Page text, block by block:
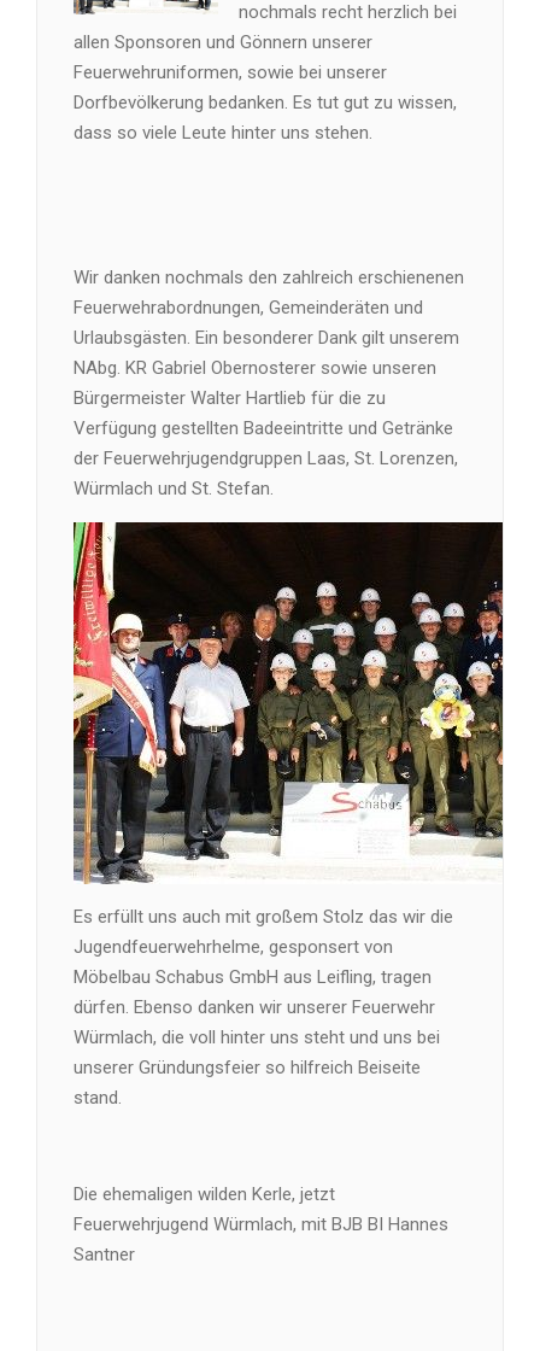
nochmals recht herzlich bei
allen Sponsoren und Gönnern unserer
Feuerwehruniformen, sowie bei unserer
Dorfbevölkerung bedanken. Es tut gut zu wissen,
dass so viele Leute hinter uns stehen.
Wir danken nochmals den zahlreich erschienenen
Feuerwehrabordnungen, Gemeinderäten und
Urlaubsgästen. Ein besonderer Dank gilt unserem
NAbg. KR Gabriel Obernosterer sowie unseren
Bürgermeister Walter Hartlieb für die zu
Verfügung gestellten Badeeintritte und Getränke
der Feuerwehrjugendgruppen Laas, St. Lorenzen,
Würmlach und St. Stefan.
Es erfüllt uns auch mit großem Stolz das wir die
Jugendfeuerwehrhelme, gesponsert von
Möbelbau Schabus GmbH aus Leifling, tragen
dürfen. Ebenso danken wir unserer Feuerwehr
Würmlach, die voll hinter uns steht und uns bei
unserer Gründungsfeier so hilfreich Beiseite
stand.
Die ehemaligen wilden Kerle, jetzt
Feuerwehrjugend Würmlach, mit BJB BI Hannes
Santner